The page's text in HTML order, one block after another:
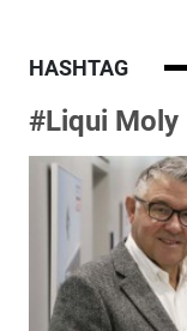
HASHTAG
#Liqui Moly